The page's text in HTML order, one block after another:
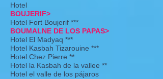
Hotel
BOUJERIF>
Hotel Fort Boujerif ***
BOUMALNE DE LOS PAPAS>
Hotel El Madyaq ***
Hotel Kasbah Tizarouine ***
Hotel Chez Pierre **
Hotel la Kasbah de la vallee **
Hotel el valle de los pájaros